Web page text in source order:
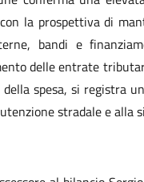
la prospettiva di
bandi e
delle entrate
spesa, si registra
stradale e alla